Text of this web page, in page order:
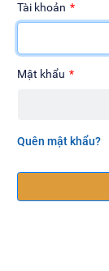
Tài khoản
Mật khẩu
Quên mật khẩu?